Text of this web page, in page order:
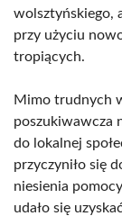
wolsztyńskiego,
przy użyciu
tropiących.
Mimo trudnych
poszukiwawcza
do lokalnej
przyczyniło się
niesienia
udało się